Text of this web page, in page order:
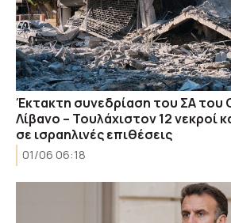
Έκτακτη συνεδρίαση του ΣΑ του
Λίβανο – Τουλάχιστον 12 νεκροί
σε ισραηλινές επιθέσεις
01/06 06:18